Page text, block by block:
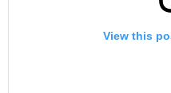
View this